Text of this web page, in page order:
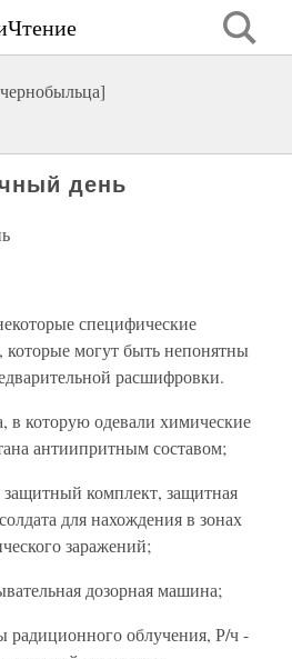
день
специфические
могут быть непонятны
расшифровки.
в которую одевали химические
антиипритным составом;
комплект, защитная
для нахождения в зонах
заражений;
дозорная машина;
радиционного облучения, Р/ч -